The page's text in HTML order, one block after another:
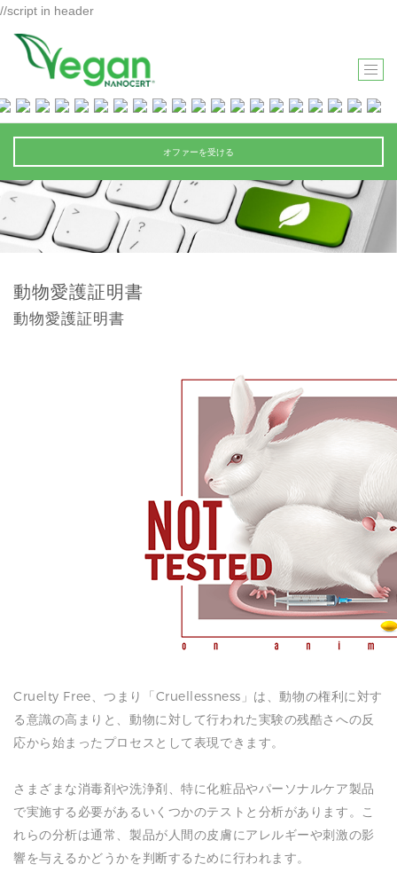
//script in header
T
O
G
G
L
N
A
V
O
オファーを受ける
動物愛護証明書
動物愛護証明書
Cruelty Free、つまり「Cruellessness」は、動物の権利に対す
る意識の高まりと、動物に対して行われた実験の残酷さへの反
応から始まったプロセスとして表現できます。
さまざまな消毒剤や洗浄剤、特に化粧品やパーソナルケア製品
で実施する必要があるいくつかのテストと分析があります。こ
れらの分析は通常、製品が人間の皮膚にアレルギーや刺激の影
響を与えるかどうかを判断するために行われます。